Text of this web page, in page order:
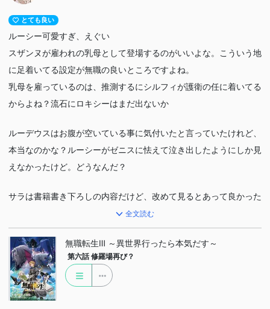
とても良い
ルーシー可愛すぎ、えぐい
スザンヌが雇われの乳母として登場するのがいいよな。こういう地
に足着いてる設定が無職の良いところですよね。
乳母を雇っているのは、推測するにシルフィが護衛の任に着いてる
からよね？流石にロキシーはまだ出ないか
ルーデウスはお腹が空いている事に気付いたと言っていたけれど、
本当なのかな？ルーシーがゼニスに怯えて泣き出したようにしか見
えなかったけど。どうなんだ？
サラは書籍書き下ろしの内容だけど、改めて見るとあって良かった
な。エリスへの伏線と登場人物の成長を感じられてエモーショナル
それにしてもシルフィ、ロキシーの懐の深さに笑う。仮にサラが第
1正妻だったらこんな順調にハーレム形成されてなかっただろうな
笑
全文読む
無職転生Ⅲ ～異世界行ったら本気だす～
第六話 修羅場再び？